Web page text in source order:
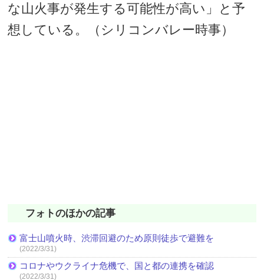
な山火事が発生する可能性が高い」と予
想している。（シリコンバレー時事）
フォトのほかの記事
富士山噴火時、渋滞回避のため原則徒歩で避難を
(2022/3/31)
コロナやウクライナ危機で、国と都の連携を確認
(2022/3/31)